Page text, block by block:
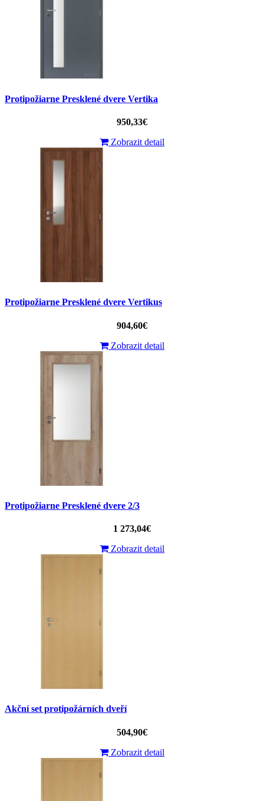
Protipožiarne Presklené dvere Vertika
950,33€
Zobrazit detail
Protipožiarne Presklené dvere Vertikus
904,60€
Zobrazit detail
Protipožiarne Presklené dvere 2/3
1 273,04€
Zobrazit detail
Akční set protipožárních dveří
504,90€
Zobrazit detail